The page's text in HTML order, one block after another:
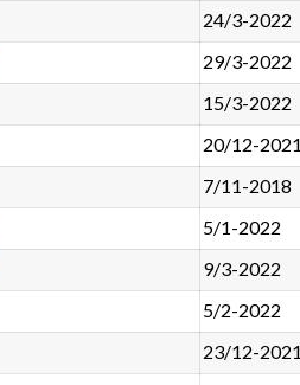
24/3-2022
29/3-2022
15/3-2022
20/12-2021
7/11-2018
5/1-2022
9/3-2022
5/2-2022
23/12-2021